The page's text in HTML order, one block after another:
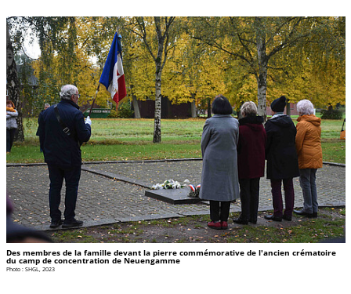
Des membres de la famille devant la pierre commémorative de l'ancien crématoire
du camp de concentration de Neuengamme
Photo : SHGL, 2023